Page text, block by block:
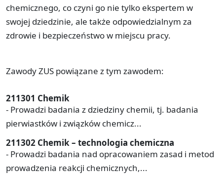
chemicznego, co czyni go nie tylko ekspertem w
swojej dziedzinie, ale także odpowiedzialnym za
zdrowie i bezpieczeństwo w miejscu pracy.
Zawody ZUS powiązane z tym zawodem:
211301 Chemik
- Prowadzi badania z dziedziny chemii, tj. badania
pierwiastków i związków chemicz...
211302 Chemik – technologia chemiczna
- Prowadzi badania nad opracowaniem zasad i metod
prowadzenia reakcji chemicznych,...